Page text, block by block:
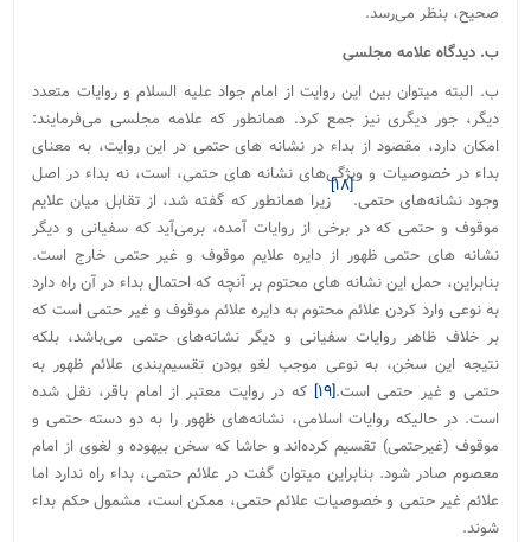
صحیح، بنظر می‌رسد.
ب. دیدگاه علامه مجلسی
ب. البته میتوان بین این روایت از امام جواد علیه السلام و روایات متعدد
دیگر، جور دیگری نیز جمع کرد. همانطور که علامه مجلسی می‌فرمایند:
امکان دارد، مقصود از بداء در نشانه های حتمی در این روایت، به معنای
بداء در خصوصیات و ویژگی‌های نشانه های حتمی، است، نه بداء در اصل
وجود نشانه‌های حتمی.
[۱۸]
زیرا همانطور که گفته شد، از تقابل میان علایم
موقوف و حتمی که در برخی از روایات آمده، برمی‌آید که سفیانی و دیگر
نشانه های حتمی ظهور از دایره علایم موقوف و غیر حتمی خارج است.
بنابراین، حمل این نشانه های محتوم بر آنچه که احتمال بداء در آن راه دارد
به نوعی وارد کردن علائم محتوم به دایره علائم موقوف و غیر حتمی است که
بر خلاف ظاهر روایات سفیانی و دیگر نشانه‌های حتمی می‌باشد، بلکه
نتیجه این سخن، به نوعی موجب لغو بودن تقسیم‌بندی علائم ظهور به
حتمی و غیر حتمی است.[۱۹]
که در روایت معتبر از امام باقر، نقل شده
است. در حالیکه روایات اسلامی، نشانه‌های ظهور را به دو دسته حتمی و
موقوف (غیرحتمی) تقسیم کرده‌اند و حاشا که سخن بیهوده و لغوی از امام
معصوم صادر شود. بنابراین میتوان گفت در علائم حتمی، بداء راه ندارد اما
علائم غیر حتمی و خصوصیات علائم حتمی، ممکن است، مشمول حکم بداء
شوند.